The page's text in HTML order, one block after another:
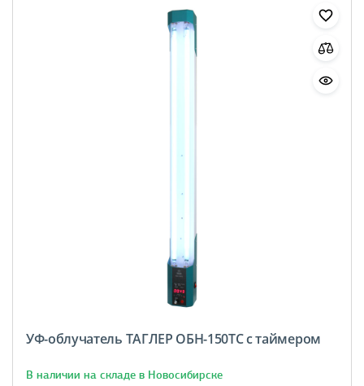
УФ-облучатель ТАГЛЕР ОБН-150ТС с таймером
В наличии на складе в Новосибирске